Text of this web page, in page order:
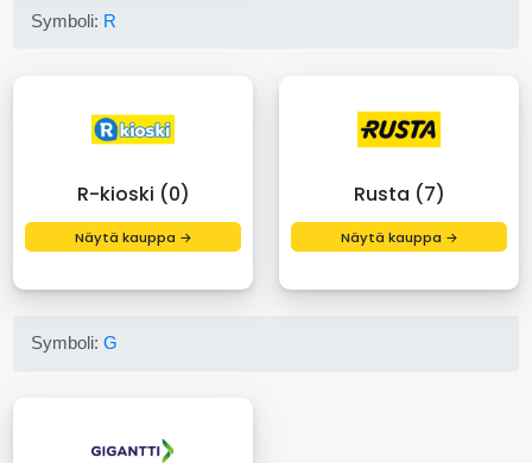
Symboli: R
R-kioski (0)
Näytä kauppa →
Rusta (7)
Näytä kauppa →
Symboli:G